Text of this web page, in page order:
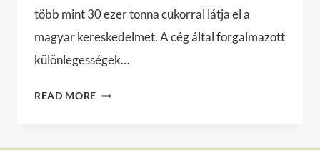
több mint 30 ezer tonna cukorral látja el a
magyar kereskedelmet. A cég által forgalmazott
különlegességek…
READ MORE 1.